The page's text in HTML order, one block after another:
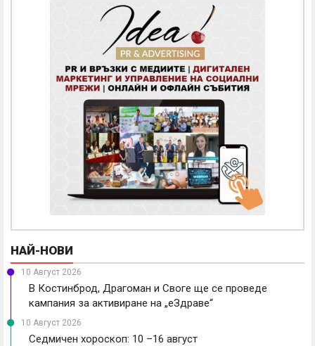
НАЙ-НОВИ
10 Август 2026
В Костинброд, Драгоман и Своге ще се проведе
кампания за активиране на „еЗдраве“
10 Август 2026
Седмичен хороскоп: 10 –16 август